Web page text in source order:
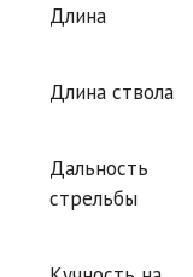
Длина
Длина ствола
Дальность
стрельбы